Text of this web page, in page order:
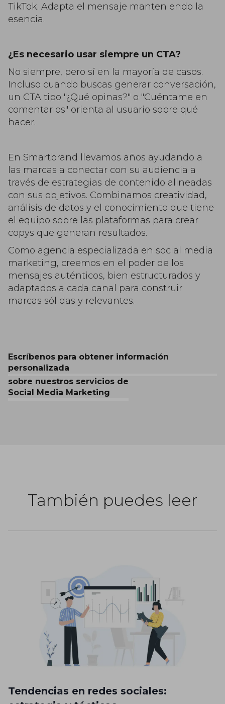
TikTok. Adapta el mensaje manteniendo la
esencia.
¿Es necesario usar siempre un CTA?
No siempre, pero sí en la mayoría de casos.
Incluso cuando buscas generar conversación,
un CTA tipo "¿Qué opinas?" o "Cuéntame en
comentarios" orienta al usuario sobre qué
hacer.
En Smartbrand llevamos años ayudando a
las marcas a conectar con su audiencia a
través de estrategias de contenido alineadas
con sus objetivos. Combinamos creatividad,
análisis de datos y el conocimiento que tiene
el equipo sobre las plataformas para crear
copys que generan resultados.
Como agencia especializada en social media
marketing, creemos en el poder de los
mensajes auténticos, bien estructurados y
adaptados a cada canal para construir
marcas sólidas y relevantes.
Escríbenos para obtener información
personalizada
sobre nuestros servicios de
Social Media Marketing
También puedes leer
Tendencias en redes sociales: